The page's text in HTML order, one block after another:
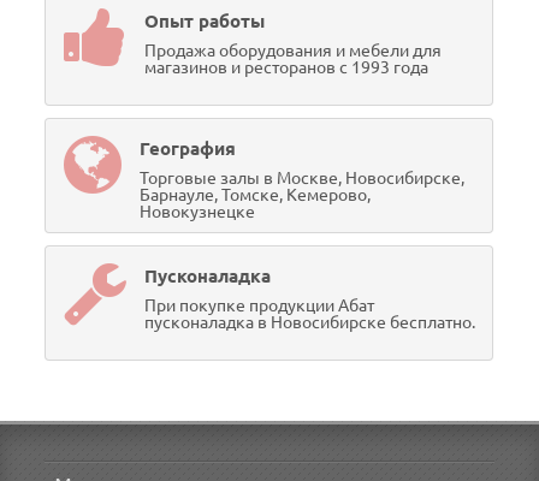
Опыт работы
Продажа оборудования и мебели для
магазинов и ресторанов с 1993 года
География
Торговые залы в Москве, Новосибирске,
Барнауле, Томске, Кемерово,
Новокузнецке
Пусконаладка
При покупке продукции Абат
пусконаладка в Новосибирске бесплатно.